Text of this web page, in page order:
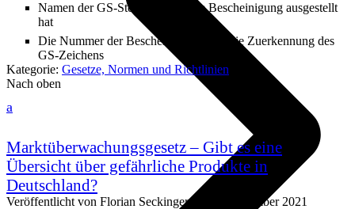
Namen der GS-Stelle, welche die Bescheinigung ausgestellt
hat
Die Nummer der Bescheinigung über die Zuerkennung des
GS-Zeichens
Kategorie: Gesetze, Normen und Richtlinien
Nach oben
a
Marktüberwachungsgesetz – Gibt es eine
Übersicht über gefährliche Produkte in
Deutschland?
Veröffentlicht von Florian Seckingeran
20. September 2021